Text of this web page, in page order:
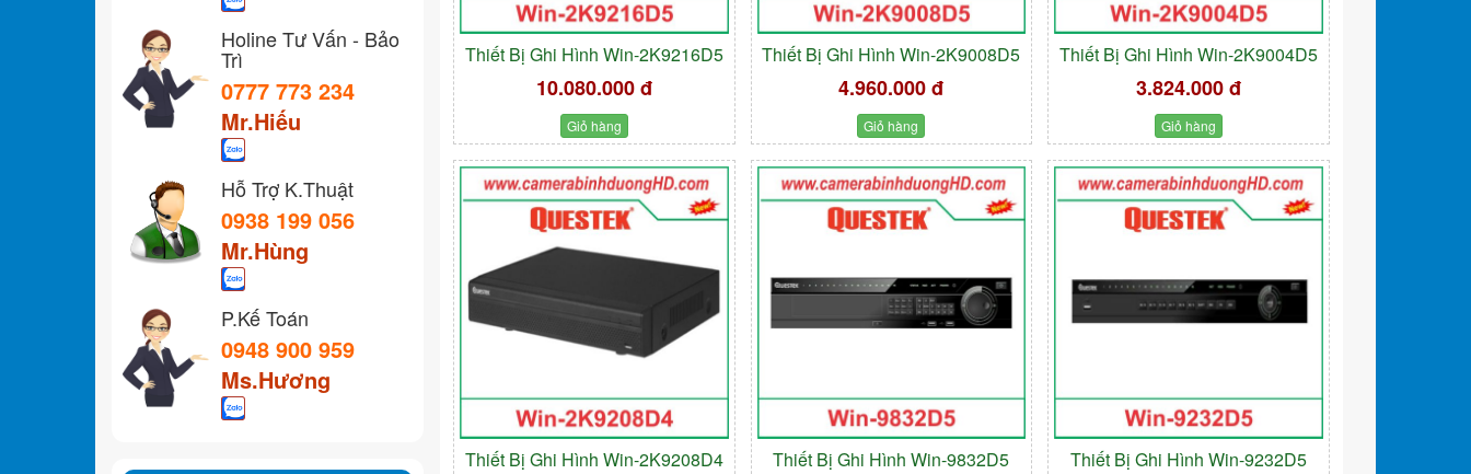
Thiết Bị Ghi Hình Win-2K9216D5
10.080.000 đ
Giỏ hàng
Thiết Bị Ghi Hình Win-2K9008D5
4.960.000 đ
Giỏ hàng
Thiết Bị Ghi Hình Win-2K9004D5
3.824.000 đ
Giỏ hàng
Thiết Bị Ghi Hình Win-2K9208D4 Thiết Bị Ghi Hình Win-9832D5 Thiết Bị Ghi Hình Win-9232D5
Holine Tư Vấn - Bảo
Trì
0777 773 234
Mr.Hiếu
Hỗ Trợ K.Thuật
0938 199 056
Mr.Hùng
P.Kế Toán
0948 900 959
Ms.Hương